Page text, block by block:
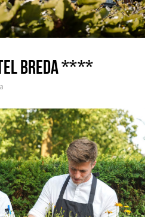
BREDA ****